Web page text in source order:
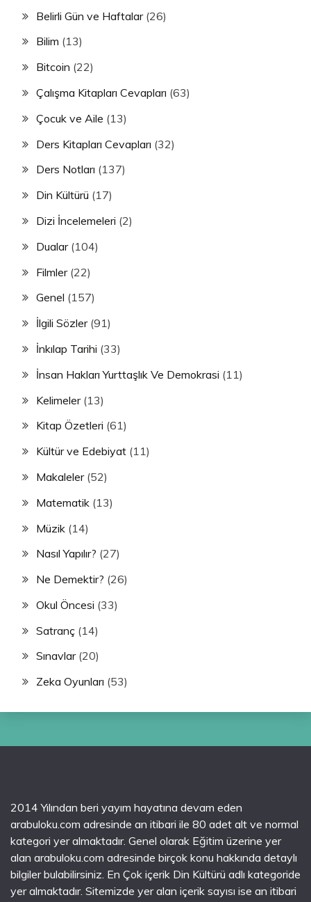
Belirli Gün ve Haftalar(26)
Bilim (13)
Bitcoin (22)
Çalışma Kitapları Cevapları (63)
Çocuk ve Aile (13)
Ders Kitapları Cevapları (32)
Ders Notları (137)
Din Kültürü (17)
Dizi İncelemeleri (2)
Dualar(104)
Filmler(22)
Genel (157)
İlgili Sözler(91)
İnkılap Tarihi (33)
İnsan Hakları Yurttaşlık Ve Demokrasi (11)
Kelimeler(13)
Kitap Özetleri (61)
Kültür ve Edebiyat (11)
Makaleler(52)
Matematik (13)
Müzik (14)
Nasıl Yapılır? (27)
Ne Demektir? (26)
Okul Öncesi (33)
Satranç (14)
Sınavlar(20)
Zeka Oyunları (53)
2014 Yılından beri yayım hayatına devam eden
arabuloku.com adresinde an itibari ile 80 adet alt ve normal
kategori yer almaktadır. Genel olarak Eğitim üzerine yer
alan arabuloku.com adresinde birçok konu hakkında detaylı
bilgiler bulabilirsiniz. En Çok içerik Din Kültürü adlı kategoride
yer almaktadır. Sitemizde yer alan içerik sayısı ise an itibari